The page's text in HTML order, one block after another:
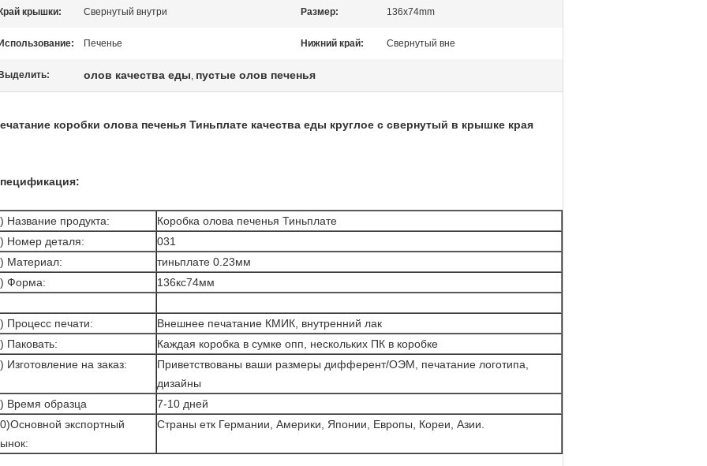
Край крышки: Свернутый внутри Размер: 136x74mm
Использование: Печенье Нижний край: Свернутый вне
Выделить: олов качества еды, пустые олов печенья
коробки олова печенья Тиньплате качества еды круглое с свернутый в крышке края
Название продукта:
Коробка олова печенья Тиньплате
Номер деталя:
031
Материал:
тиньплате 0.23мм
Форма:
136кс74мм
Процесс печати:
Внешнее печатание КМИК, внутренний лак
Паковать:
Каждая коробка в сумке опп, нескольких ПК в коробке
Изготовление на заказ:
Приветствованы ваши размеры дифферент/ОЭМ, печатание логотипа,
дизайны
Время образца
7-10 дней
экспортный
Страны етк Германии, Америки, Японии, Европы, Кореи, Азии.